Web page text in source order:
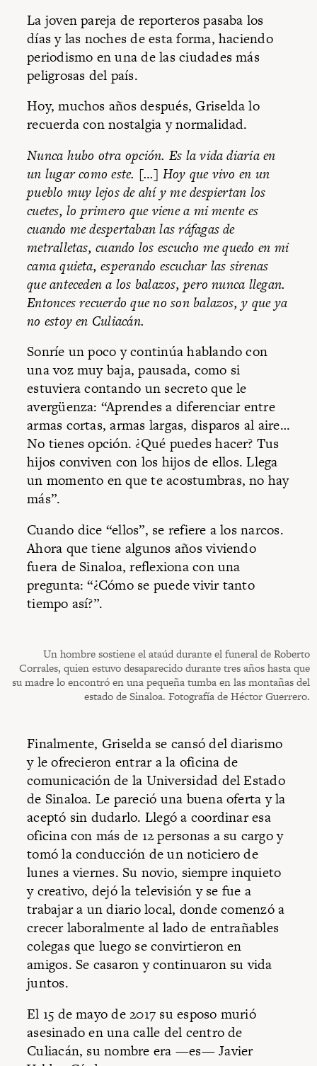
La joven pareja de reporteros pasaba los
días y las noches de esta forma, haciendo
periodismo en una de las ciudades más
peligrosas del país.
Hoy, muchos años después, Griselda lo
recuerda con nostalgia y normalidad.
Nunca hubo otra opción. Es la vida diaria en
un lugar como este. […] Hoy que vivo en un
pueblo muy lejos de ahí y me despiertan los
cuetes, lo primero que viene a mi mente es
cuando me despertaban las ráfagas de
metralletas, cuando los escucho me quedo en mi
cama quieta, esperando escuchar las sirenas
que anteceden a los balazos, pero nunca llegan.
Entonces recuerdo que no son balazos, y que ya
no estoy en Culiacán.
Sonríe un poco y continúa hablando con
una voz muy baja, pausada, como si
estuviera contando un secreto que le
avergüenza: “Aprendes a diferenciar entre
armas cortas, armas largas, disparos al aire…
No tienes opción. ¿Qué puedes hacer? Tus
hijos conviven con los hijos de ellos. Llega
un momento en que te acostumbras, no hay
más”.
Cuando dice “ellos”, se refiere a los narcos.
Ahora que tiene algunos años viviendo
fuera de Sinaloa, reflexiona con una
pregunta: “¿Cómo se puede vivir tanto
tiempo así?”.
Un hombre sostiene el ataúd durante el funeral de Roberto
Corrales, quien estuvo desaparecido durante tres años hasta que
su madre lo encontró en una pequeña tumba en las montañas del
estado de Sinaloa. Fotografía de Héctor Guerrero.
Finalmente, Griselda se cansó del diarismo
y le ofrecieron entrar a la oficina de
comunicación de la Universidad del Estado
de Sinaloa. Le pareció una buena oferta y la
aceptó sin dudarlo. Llegó a coordinar esa
oficina con más de 12 personas a su cargo y
tomó la conducción de un noticiero de
lunes a viernes. Su novio, siempre inquieto
y creativo, dejó la televisión y se fue a
trabajar a un diario local, donde comenzó a
crecer laboralmente al lado de entrañables
colegas que luego se convirtieron en
amigos. Se casaron y continuaron su vida
juntos.
El 15 de mayo de 2017 su esposo murió
asesinado en una calle del centro de
Culiacán, su nombre era —es— Javier